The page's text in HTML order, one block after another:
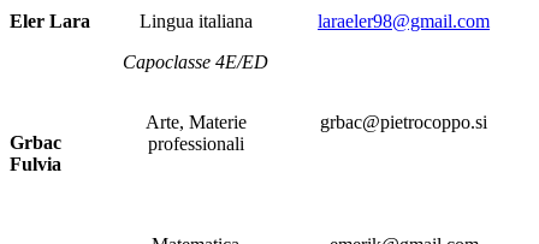
Eler Lara
Lingua italiana
Capoclasse 4E/ED
laraeler98@gmail.com
Grbac
Fulvia
Arte, Materie
professionali
grbac@pietrocoppo.si